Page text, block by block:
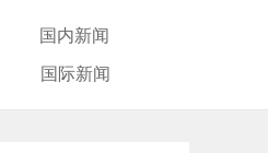
国内新闻
国际新闻